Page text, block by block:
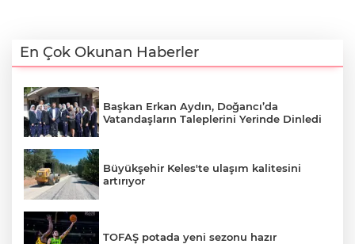
En Çok Okunan Haberler
Başkan Erkan Aydın, Doğancı’da
Vatandaşların Taleplerini Yerinde Dinledi
Büyükşehir Keles'te ulaşım kalitesini
artırıyor
TOFAŞ potada yeni sezonu hazır